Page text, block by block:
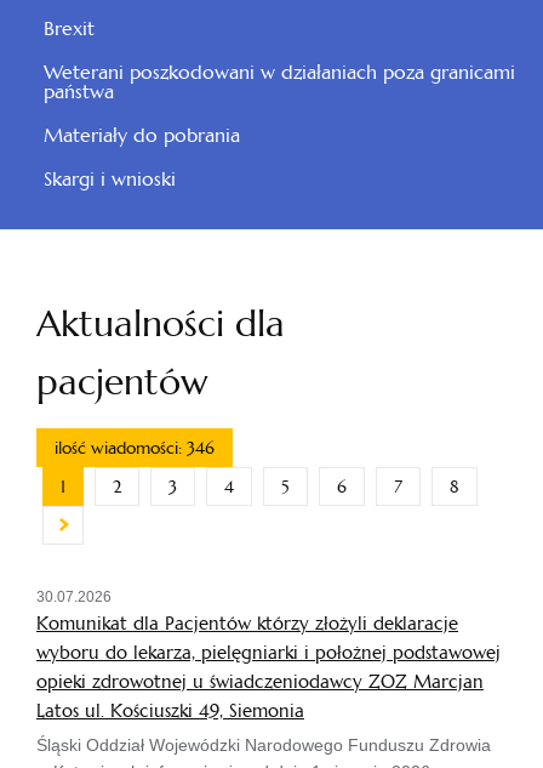
Brexit
Weterani poszkodowani w działaniach poza granicami
państwa
Materiały do pobrania
Skargi i wnioski
Aktualności dla
pacjentów
ilość wiadomości: 346
1
2 3 4 5 6 7 8
30.07.2026
Komunikat dla Pacjentów którzy złożyli deklaracje
wyboru do lekarza, pielęgniarki i położnej podstawowej
opieki zdrowotnej u świadczeniodawcy ZOZ Marcjan
Latos ul. Kościuszki 49, Siemonia
Śląski Oddział Wojewódzki Narodowego Funduszu Zdrowia